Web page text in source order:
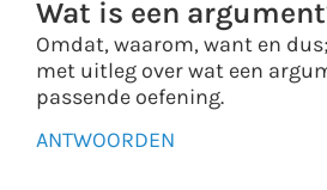
Wat is een
Omdat, waarom, want en
met uitleg over wat een
passende oefening.
ANTWOORDEN